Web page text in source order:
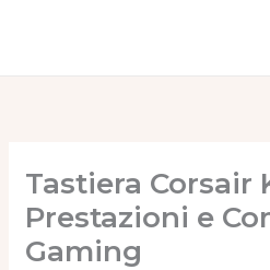
Tastiera Corsair
Prestazioni e
Gaming